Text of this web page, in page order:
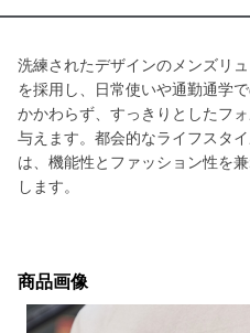
洗練されたデザインのメンズリ
を採用し、日常使いや通勤通学
かかわらず、すっきりとしたフ
与えます。都会的なライフスタ
は、機能性とファッション性を
します。
商品画像